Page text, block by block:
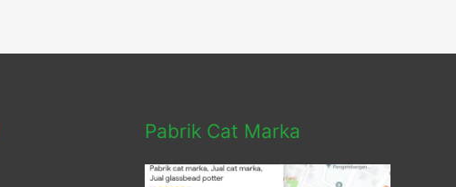
Pabrik Cat Marka